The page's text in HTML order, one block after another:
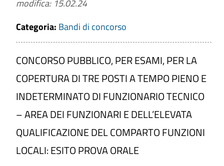
modifica: 15.02.24
Categoria: Bandi di concorso
CONCORSO PUBBLICO, PER ESAMI, PER LA
COPERTURA DI TRE POSTI A TEMPO PIENO E
INDETERMINATO DI FUNZIONARIO TECNICO
– AREA DEI FUNZIONARI E DELL’ELEVATA
QUALIFICAZIONE DEL COMPARTO FUNZIONI
LOCALI: ESITO PROVA ORALE